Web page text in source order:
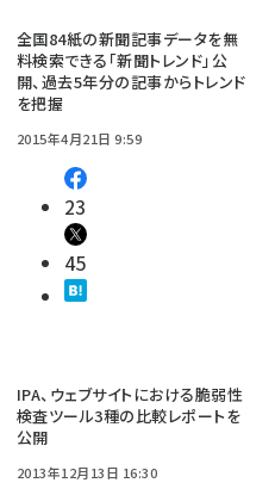
全国84紙の新聞記事データを無
料検索できる「新聞トレンド」公
開、過去5年分の記事からトレンド
を把握
2015年4月21日 9:59
23
45
IPA、ウェブサイトにおける脆弱性
検査ツール3種の比較レポートを
公開
2013年12月13日 16:30